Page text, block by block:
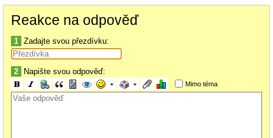
Reakce na odpověď
1 Zadajte svou přezdívku:
2 Napište svou odpověď:
Mimo téma